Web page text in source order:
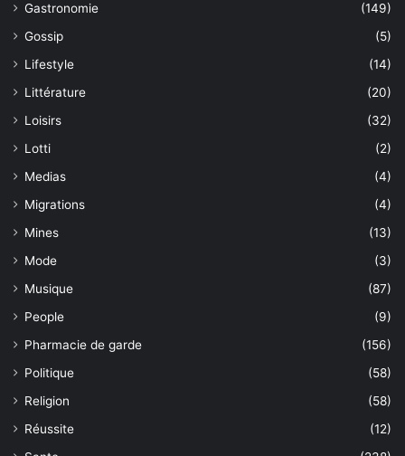
Gastronomie
(149)
Gossip
(5)
Lifestyle
(14)
Littérature
(20)
Loisirs
(32)
Lotti
(2)
Medias
(4)
Migrations
(4)
Mines
(13)
Mode
(3)
Musique
(87)
People
(9)
Pharmacie de garde
(156)
Politique
(58)
Religion
(58)
Réussite
(12)